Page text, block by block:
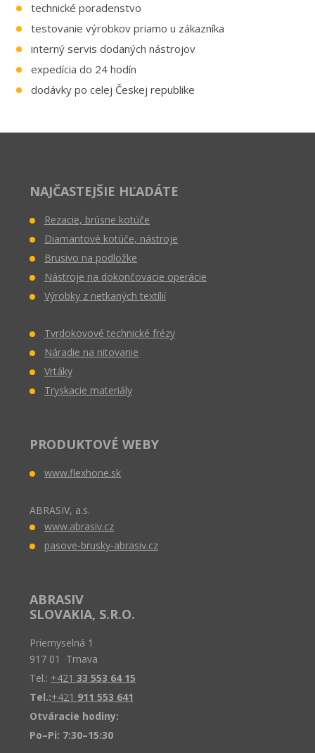
technické poradenstvo
testovanie výrobkov priamo u zákazníka
interný servis dodaných nástrojov
expedícia do 24 hodín
dodávky po celej Českej republike
NAJČASTEJŠIE HĽADÁTE
Rezacie, brúsne kotúče
Diamantové kotúče, nástroje
Brusivo na podložke
Nástroje na dokončovacie operácie
Výrobky z netkaných textílií
Tvrdokovové technické frézy
Náradie na nitovanie
Vrtáky
Tryskacie materiály
PRODUKTOVÉ WEBY
www.flexhone.sk
ABRASIV, a.s.
www.abrasiv.cz
pasove-brusky-abrasiv.cz
ABRASIV
SLOVAKIA, S.R.O.
Priemyselná 1
917 01 Trnava
Tel.: +421 33 553 64 15
Tel.:+421 911 553 641
Otváracie hodiny:
Po–Pi: 7:30–15:30